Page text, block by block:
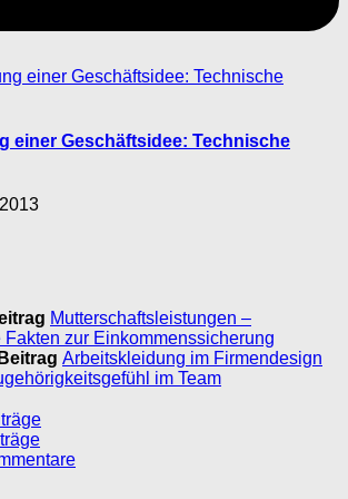
einer Geschäftsidee: Technische
Mutterschaftsleistungen –
zur Einkommenssicherung
Arbeitskleidung im Firmendesign
im Team